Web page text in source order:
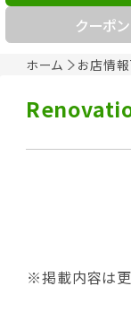
ホーム お店情
クーポン
※掲載内容は更